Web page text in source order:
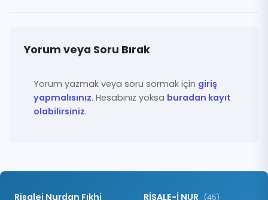
Yorum veya Soru Bırak
Yorum yazmak veya soru sormak için giriş
yapmalısınız. Hesabınız yoksa buradan kayıt
olabilirsiniz.
Risalei Nurdan Fıkhi
RİSALE-İ NUR (45)